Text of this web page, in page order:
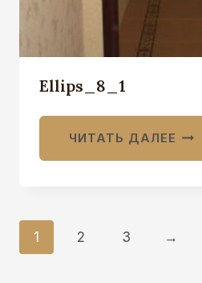
Ellips_8_1
ЧИТАТЬ ДАЛЕЕ
1 2 3 →